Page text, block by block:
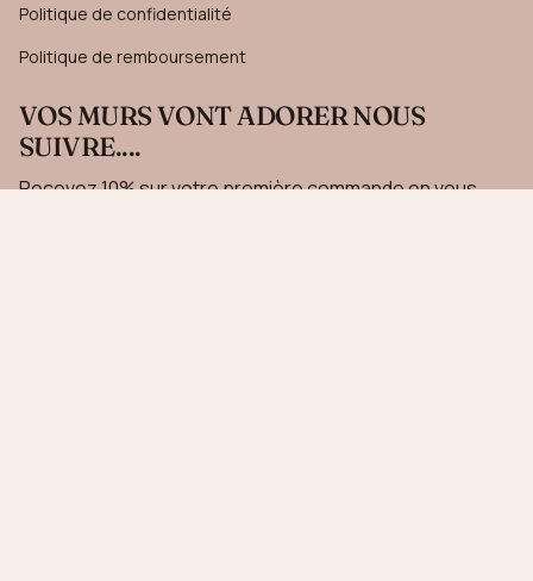
Politique de confidentialité
Politique de remboursement
VOS MURS VONT ADORER NOUS
SUIVRE....
Recevez 10% sur votre première commande en vous